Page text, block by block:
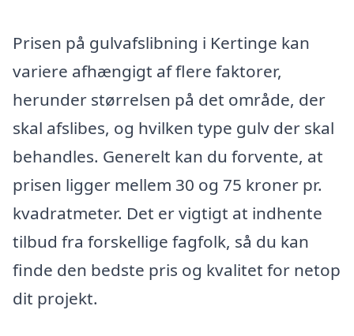
Prisen på gulvafslibning i Kertinge kan
variere afhængigt af flere faktorer,
herunder størrelsen på det område, der
skal afslibes, og hvilken type gulv der skal
behandles. Generelt kan du forvente, at
prisen ligger mellem 30 og 75 kroner pr.
kvadratmeter. Det er vigtigt at indhente
tilbud fra forskellige fagfolk, så du kan
finde den bedste pris og kvalitet for netop
dit projekt.